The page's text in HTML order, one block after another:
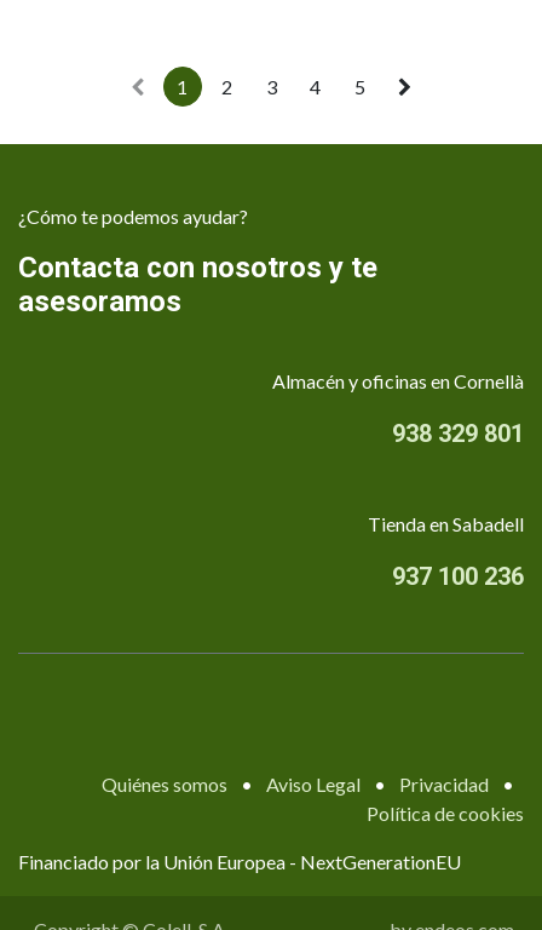
1 2 3 4 5
¿Cómo te podemos ayudar?
Contacta con nosotros y te
asesoramos
Almacén y oficinas en Cornellà
938 329 801
Tienda en Sabadell
937 100 236
Quiénes somos • Aviso Legal • Privacidad
•
Política de cookies
Financiado por la Unión Europea - NextGenerationEU